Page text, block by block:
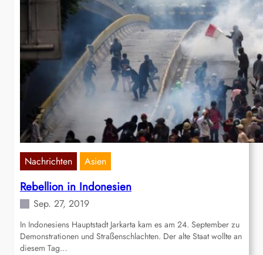
Nachrichten Asien
Rebellion in Indonesien
Sep. 27, 2019
In Indonesiens Hauptstadt Jarkarta kam es am 24. September zu
Demonstrationen und Straßenschlachten. Der alte Staat wollte an
diesem Tag…